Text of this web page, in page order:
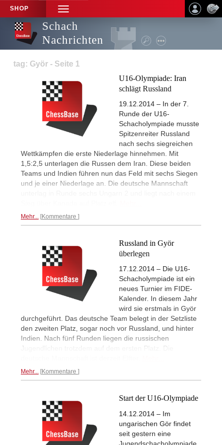
SHOP
TOGGLE
NAVIGATION
Schach
Nachrichten
tag: Györ - Seite 1
U16-Olympiade: Iran
schlägt Russland
19.12.2014 – In der 7.
Runde der U16-
Schacholympiade musste
Spitzenreiter Russland
nach sechs siegreichen
Wettkämpfen die erste Niederlage hinnehmen. Mit
1,5:2,5 unterlagen die Russen dem Iran. Diese beiden
Teams und Indien führen nun das Feld mit sechs Siegen
und je einer Niederlage an. Die deutsche Mannschaft
Mehr... Kommentare
Russland in Györ
überlegen
17.12.2014 – Die U16-
Schacholympiade ist ein
neues Turnier im FIDE-
Kalender. In diesem Jahr
wird sie erstmals in Györ
durchgeführt. Das deutsche Team belegt in der Setzliste
den zweiten Platz, sogar noch vor Russland, und hinter
Indien. Nach fünf Runden liegen die russischen
Jugendlichen trotzdem auf dem ersten Platz. Die
Mehr... Kommentare
Start der U16-Olympiade
14.12.2014 – Im
ungarischen Gör findet
seit gestern eine
Jugendschacholympiade